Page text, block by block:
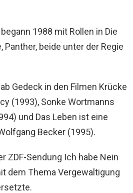
1988 mit Rollen in Die
Panther, beide unter der Regie
Gedeck in den Filmen Krücke
(1993), Sonke Wortmanns
und Das Leben ist eine
Becker (1995).
ZDF-Sendung Ich habe Nein
dem Thema Vergewaltigung